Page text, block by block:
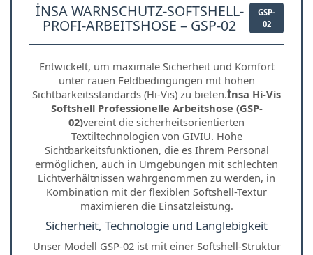
İNSA WARNSCHUTZ-SOFTSHELL-
PROFI-ARBEITSHOSE – GSP-02
GSP-
02
Entwickelt, um maximale Sicherheit und Komfort
unter rauen Feldbedingungen mit hohen
Sichtbarkeitsstandards (Hi-Vis) zu bieten.İnsa Hi-Vis
Softshell Professionelle Arbeitshose (GSP-
02)vereint die sicherheitsorientierten
Textiltechnologien von GIVIU. Hohe
Sichtbarkeitsfunktionen, die es Ihrem Personal
ermöglichen, auch in Umgebungen mit schlechten
Lichtverhältnissen wahrgenommen zu werden, in
Kombination mit der flexiblen Softshell-Textur
maximieren die Einsatzleistung.
Sicherheit, Technologie und Langlebigkeit
Unser Modell GSP-02 ist mit einer Softshell-Struktur